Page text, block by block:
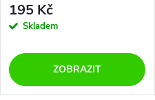
195 Kč
Skladem
ZOBRAZIT